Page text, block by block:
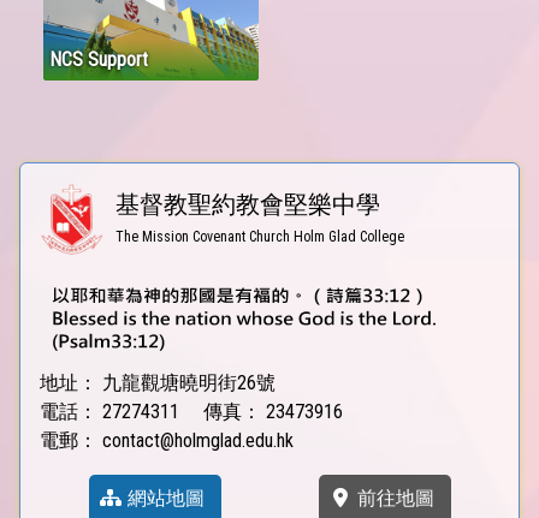
NCS Support
基督教聖約教會堅樂中學
The Mission Covenant Church Holm Glad College
地址：
九龍觀塘曉明街26號
電話： 27274311 傳真： 23473916
電郵： contact@holmglad.edu.hk
網站地圖 前往地圖